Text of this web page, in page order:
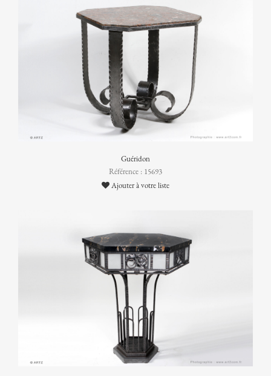
Guéridon
Référence : 15693
Ajouter à votre liste